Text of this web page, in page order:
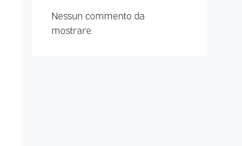
Nessun commento da
mostrare.